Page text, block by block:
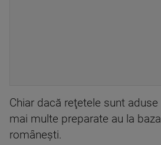
Chiar dacă reţetele sunt
mai multe preparate au la
româneşti.